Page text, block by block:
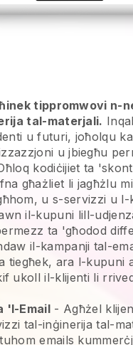
tippromwovi n-
tal-materjali.
u futuri, joħolqu
u jbiegħu
kodiċijiet ta
għażliet li jagħżlu
u s-servizzi u l-
il-kupuni lill-
ta 'għodod
il-kampanji tal-
tiegħek, ara l-kupuni
ukoll il-klijenti li
'l-Email - Agħżel
tal-inġinerija tal-
emails